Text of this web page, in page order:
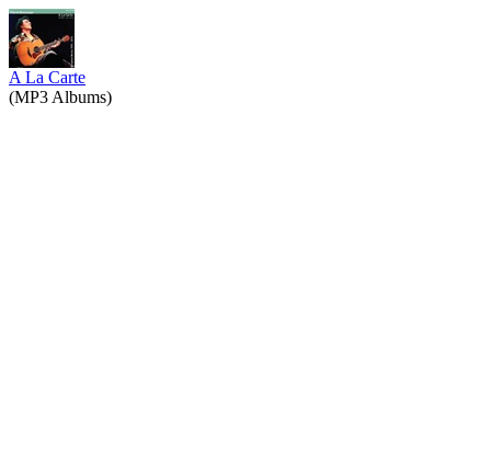
A La Carte
(MP3 Albums)